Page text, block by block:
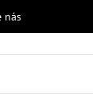
nás